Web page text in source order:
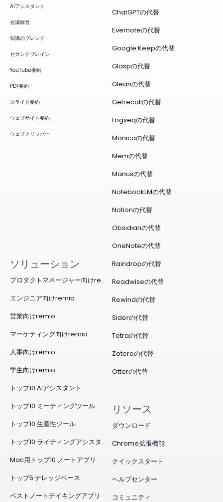
AIアシスタント
会議録音
知識のブレンド
セカンドブレイン
YouTube要約
PDF要約
スライド要約
ウェブサイト要約
ウェブクリッパー
ChatGPTの代替
Evernoteの代替
Google Keepの代替
Glaspの代替
Gleanの代替
Getrecallの代替
Logseqの代替
Monicaの代替
Memの代替
Manusの代替
NotebookLMの代替
Notionの代替
Obsidianの代替
OneNoteの代替
Raindropの代替
Readwiseの代替
Rewindの代替
Siderの代替
Tetraの代替
Zoteroの代替
Otterの代替
ソリューション
プロダクトマネージャー向けremio
エンジニア向けremio
営業向けremio
マーケティング向けremio
人事向けremio
学生向けremio
トップ10 AIアシスタント
トップ10 ミーティングツール
トップ10 生産性ツール
トップ10 ライティングアシスタント
Mac用トップ10 ノートアプリ
トップ5 ナレッジベース
ベストノートテイキングアプリ
リソース
ダウンロード
Chrome拡張機能
クイックスタート
ヘルプセンター
コミュニティ